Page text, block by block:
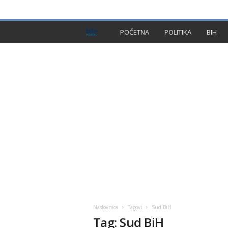
POČETNA POLITIKA BIH
Naslovnica Tagovi Sud BiH
Tag: Sud BiH